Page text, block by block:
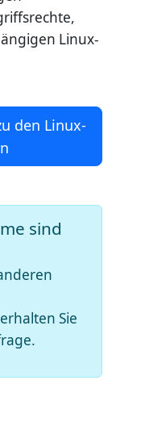
Linux-
den Linux-
sind
Sie